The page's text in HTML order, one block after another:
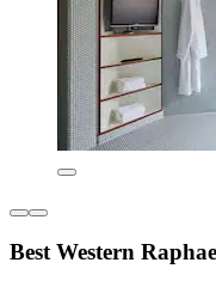
Best Western